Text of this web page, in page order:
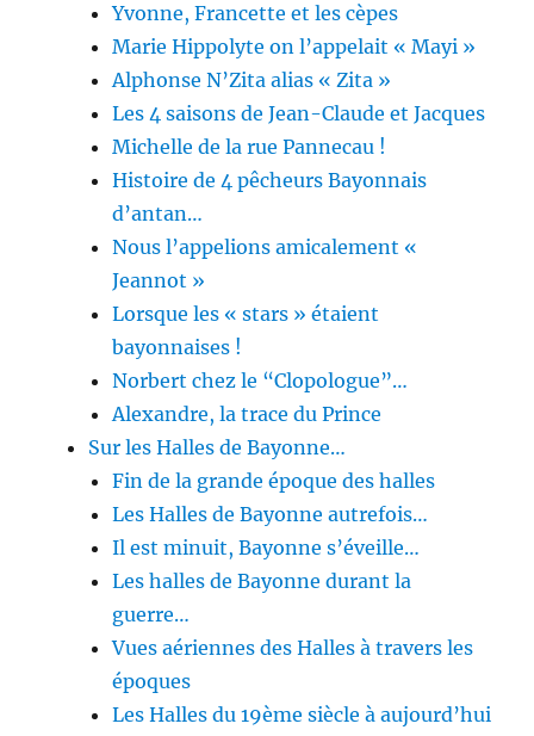
Yvonne, Francette et les cèpes
Marie Hippolyte on l’appelait « Mayi »
Alphonse N’Zita alias « Zita »
Les 4 saisons de Jean-Claude et Jacques
Michelle de la rue Pannecau !
Histoire de 4 pêcheurs Bayonnais
d’antan…
Nous l’appelions amicalement «
Jeannot »
Lorsque les « stars » étaient
bayonnaises !
Norbert chez le “Clopologue”…
Alexandre, la trace du Prince
Sur les Halles de Bayonne…
Fin de la grande époque des halles
Les Halles de Bayonne autrefois…
Il est minuit, Bayonne s’éveille…
Les halles de Bayonne durant la
guerre…
Vues aériennes des Halles à travers les
époques
Les Halles du 19ème siècle à aujourd’hui